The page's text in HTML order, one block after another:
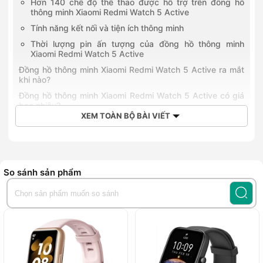
Hơn 140 chế độ thể thao được hỗ trợ trên đồng hồ
thông minh Xiaomi Redmi Watch 5 Active
Tính năng kết nối và tiện ích thông minh
Thời lượng pin ấn tượng của đồng hồ thông minh
Xiaomi Redmi Watch 5 Active
Đồng hồ thông minh Xiaomi Redmi Watch 5 Active ra mắt
khi nào?
Đồng hồ thông minh Xiaomi Redmi Watch 5 Active có giá
bao nhiêu?
Mua đồng hồ thông minh Xiaomi Redmi Watch 5 Active tại
phẩm mới ra mắt, giúp Xiaomi tiếp tục khẳng định vị thế của
mình trong lĩnh vực thiết bị đeo thông minh. Sản phẩm có
màn hình kích thước 2.0 inch với độ phân giải 320x385
pixel, mang đến trải nghiệm hiển thị sắc nét và rõ ràng. Đồng
thời, thiết bị được trang bị loạt tính năng theo dõi sức khỏe,
hỗ trợ thể thao và kết nối tiện ích, giúp bạn dễ dàng kiểm
soát sức khỏe cá nhân cũng như nâng cao trải nghiệm hàng
ngày. Trong bài viết này, bạn sẽ có cái nhìn chi tiết hơn về
XEM TOÀN BỘ BÀI VIẾT
So sánh sản phẩm